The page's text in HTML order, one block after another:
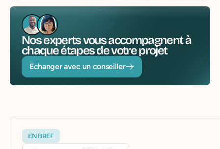
Nos experts vous accompagnent à
chaque étapes de votre projet
Echanger avec un conseiller
EN BREF